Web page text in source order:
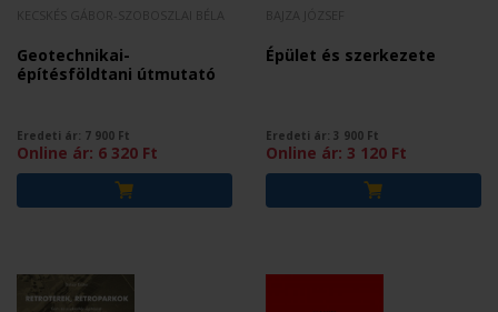
Geotechnikai-
építésföldtani útmutató
Eredeti ár: 7 900 Ft
Online ár: 6 320 Ft
Épület és szerkezete
Eredeti ár: 3 900 Ft
Online ár: 3 120 Ft